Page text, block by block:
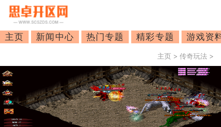
主页 新闻中心 热门专题 精彩专题 游戏资
主页 > 传奇玩法 >